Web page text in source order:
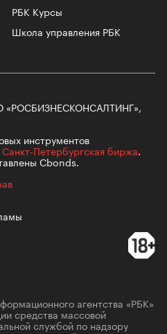
РБК Курсы
Школа управления РБК
инструментов
Санкт-Петербургская биржа.
Cbonds.
агентства «РБК»
средства массовой
службой по надзору